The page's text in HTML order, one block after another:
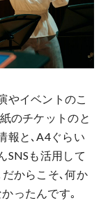
やイベントのこ
のチケットのと
報と､A4ぐらい
SNSも活用して
からこそ､何か
ったんです｡